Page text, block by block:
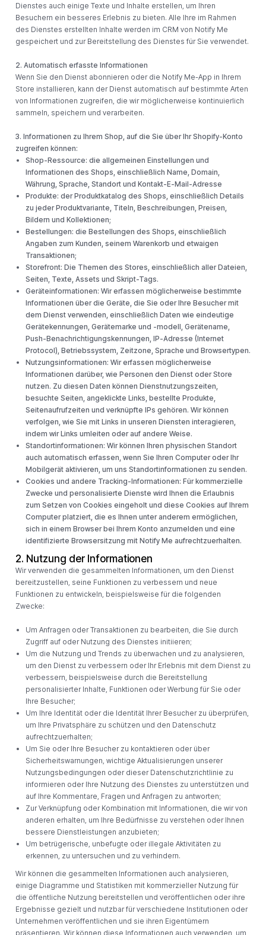
Dienstes auch einige Texte und Inhalte erstellen, um Ihren
Besuchern ein besseres Erlebnis zu bieten. Alle Ihre im Rahmen
des Dienstes erstellten Inhalte werden im CRM von Notify Me
gespeichert und zur Bereitstellung des Dienstes für Sie verwendet.
2. Automatisch erfasste Informationen
Wenn Sie den Dienst abonnieren oder die Notify Me-App in Ihrem
Store installieren, kann der Dienst automatisch auf bestimmte Arten
von Informationen zugreifen, die wir möglicherweise kontinuierlich
sammeln, speichern und verarbeiten.
3. Informationen zu Ihrem Shop, auf die Sie über Ihr Shopify-Konto
zugreifen können:
Shop-Ressource: die allgemeinen Einstellungen und
Informationen des Shops, einschließlich Name, Domain,
Währung, Sprache, Standort und Kontakt-E-Mail-Adresse
Produkte: der Produktkatalog des Shops, einschließlich Details
zu jeder Produktvariante, Titeln, Beschreibungen, Preisen,
Bildern und Kollektionen;
Bestellungen: die Bestellungen des Shops, einschließlich
Angaben zum Kunden, seinem Warenkorb und etwaigen
Transaktionen;
Storefront: Die Themen des Stores, einschließlich aller Dateien,
Seiten, Texte, Assets und Skript-Tags.
Geräteinformationen: Wir erfassen möglicherweise bestimmte
Informationen über die Geräte, die Sie oder Ihre Besucher mit
dem Dienst verwenden, einschließlich Daten wie eindeutige
Gerätekennungen, Gerätemarke und -modell, Gerätename,
Push-Benachrichtigungskennungen, IP-Adresse (Internet
Protocol), Betriebssystem, Zeitzone, Sprache und Browsertypen.
Nutzungsinformationen: Wir erfassen möglicherweise
Informationen darüber, wie Personen den Dienst oder Store
nutzen. Zu diesen Daten können Dienstnutzungszeiten,
besuchte Seiten, angeklickte Links, bestellte Produkte,
Seitenaufrufzeiten und verknüpfte IPs gehören. Wir können
verfolgen, wie Sie mit Links in unseren Diensten interagieren,
indem wir Links umleiten oder auf andere Weise.
Standortinformationen: Wir können Ihren physischen Standort
auch automatisch erfassen, wenn Sie Ihren Computer oder Ihr
Mobilgerät aktivieren, um uns Standortinformationen zu senden.
Cookies und andere Tracking-Informationen: Für kommerzielle
Zwecke und personalisierte Dienste wird Ihnen die Erlaubnis
zum Setzen von Cookies eingeholt und diese Cookies auf Ihrem
Computer platziert, die es Ihnen unter anderem ermöglichen,
sich in einem Browser bei Ihrem Konto anzumelden und eine
identifizierte Browsersitzung mit Notify Me aufrechtzuerhalten.
2. Nutzung der Informationen
Wir verwenden die gesammelten Informationen, um den Dienst
bereitzustellen, seine Funktionen zu verbessern und neue
Funktionen zu entwickeln, beispielsweise für die folgenden
Zwecke:
Um Anfragen oder Transaktionen zu bearbeiten, die Sie durch
Zugriff auf oder Nutzung des Dienstes initiieren;
Um die Nutzung und Trends zu überwachen und zu analysieren,
um den Dienst zu verbessern oder Ihr Erlebnis mit dem Dienst zu
verbessern, beispielsweise durch die Bereitstellung
personalisierter Inhalte, Funktionen oder Werbung für Sie oder
Ihre Besucher;
Um Ihre Identität oder die Identität Ihrer Besucher zu überprüfen,
um Ihre Privatsphäre zu schützen und den Datenschutz
aufrechtzuerhalten;
Um Sie oder Ihre Besucher zu kontaktieren oder über
Sicherheitswarnungen, wichtige Aktualisierungen unserer
Nutzungsbedingungen oder dieser Datenschutzrichtlinie zu
informieren oder Ihre Nutzung des Dienstes zu unterstützen und
auf Ihre Kommentare, Fragen und Anfragen zu antworten;
Zur Verknüpfung oder Kombination mit Informationen, die wir von
anderen erhalten, um Ihre Bedürfnisse zu verstehen oder Ihnen
bessere Dienstleistungen anzubieten;
Um betrügerische, unbefugte oder illegale Aktivitäten zu
erkennen, zu untersuchen und zu verhindern.
Wir können die gesammelten Informationen auch analysieren,
einige Diagramme und Statistiken mit kommerzieller Nutzung für
die öffentliche Nutzung bereitstellen und veröffentlichen oder ihre
Ergebnisse gezielt und nutzbar für verschiedene Institutionen oder
Unternehmen veröffentlichen und sie ihren Eigentümern
präsentieren. Wir können diese Informationen auch verwenden, um